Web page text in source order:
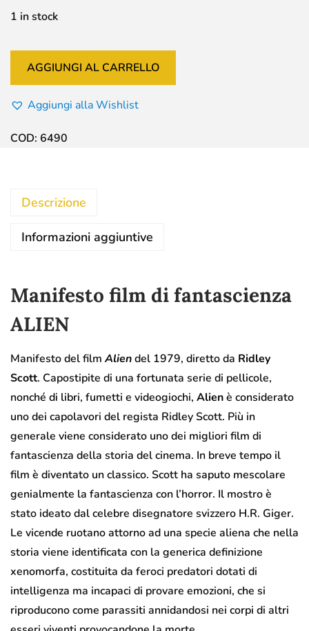
1 in stock
AGGIUNGI AL CARRELLO
Aggiungi alla Wishlist
COD: 6490
Descrizione
Informazioni aggiuntive
Manifesto film di fantascienza
ALIEN
Manifesto del film Aliendel 1979, diretto da Ridley
Scott. Capostipite di una fortunata serie di pellicole,
nonché di libri, fumetti e videogiochi, Alienè considerato
uno dei capolavori del regista Ridley Scott. Più in
generale viene considerato uno dei migliori film di
fantascienza della storia del cinema. In breve tempo il
film è diventato un classico. Scott ha saputo mescolare
genialmente la fantascienza con l’horror. Il mostro è
stato ideato dal celebre disegnatore svizzero H.R. Giger.
Le vicende ruotano attorno ad una specie aliena che nella
storia viene identificata con la generica definizione
xenomorfa, costituita da feroci predatori dotati di
intelligenza ma incapaci di provare emozioni, che si
riproducono come parassiti annidandosi nei corpi di altri